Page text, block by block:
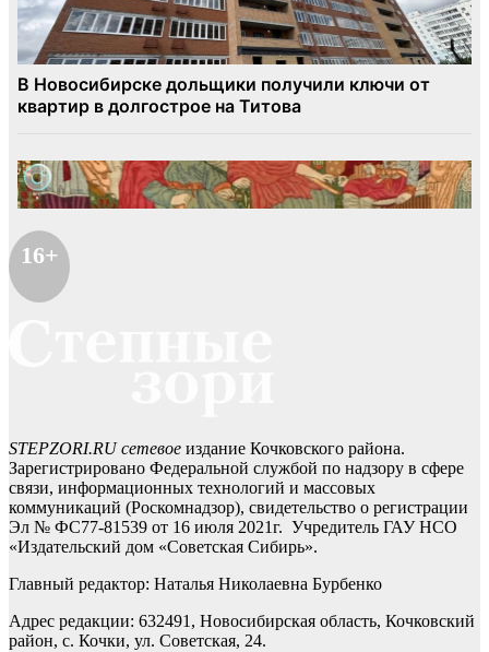
16+
STEPZORI.RU сетевое издание Кочковского района.
Зарегистрировано Федеральной службой по надзору в сфере
связи, информационных технологий и массовых
коммуникаций (Роскомнадзор), свидетельство о регистрации
Эл № ФС77-81539 от 16 июля 2021г. Учредитель ГАУ НСО
«Издательский дом «Советская Сибирь».
Главный редактор: Наталья Николаевна Бурбенко
Адрес редакции: 632491, Новосибирская область, Кочковский
район, с. Кочки, ул. Советская, 24.